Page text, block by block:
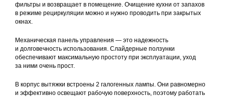
фильтры и возвращает в помещение. Очищение кухни от запахов
в режиме рециркуляции можно и нужно проводить при закрытых
окнах.
Механическая панель управления — это надежность
и долговечность использования. Слайдерные ползунки
обеспечивают максимальную простоту при эксплуатации, уход
за ними очень прост.
В корпус вытяжки встроены 2 галогенных лампы. Они равномерно
и эффективно освещают рабочую поверхность, поэтому работать